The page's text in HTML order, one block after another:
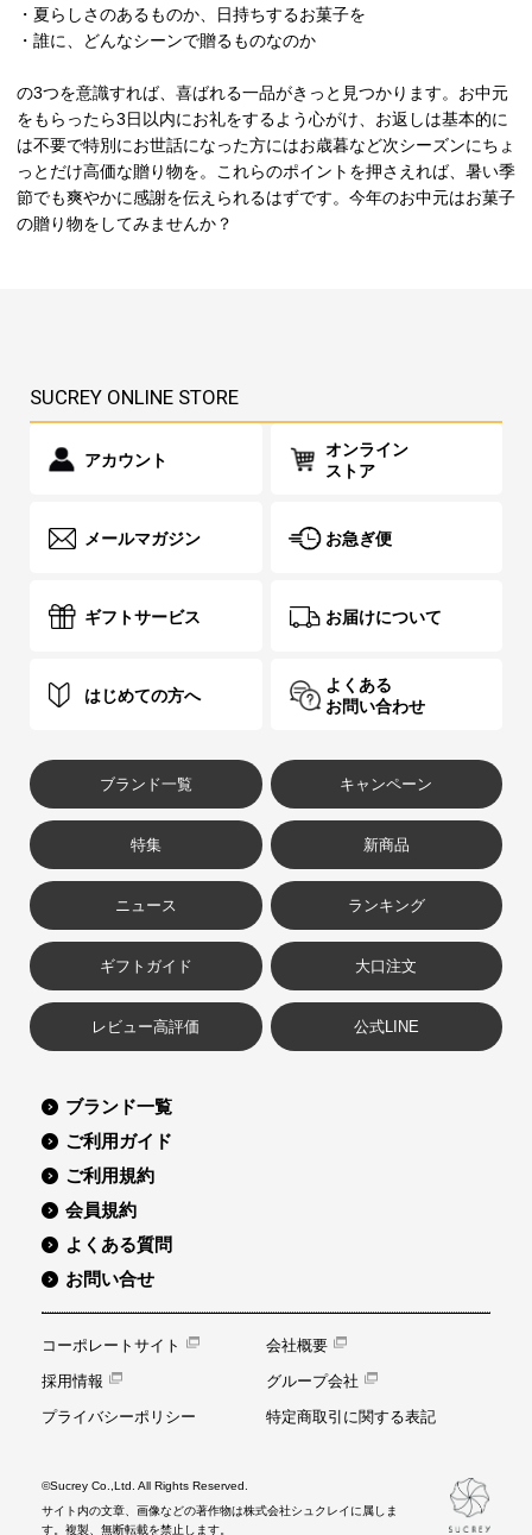
・夏らしさのあるものか、日持ちするお菓子を
・誰に、どんなシーンで贈るものなのか
の3つを意識すれば、喜ばれる一品がきっと見つかります。お中元
をもらったら3日以内にお礼をするよう心がけ、お返しは基本的に
は不要で特別にお世話になった方にはお歳暮など次シーズンにちょ
っとだけ高価な贈り物を。これらのポイントを押さえれば、暑い季
節でも爽やかに感謝を伝えられるはずです。今年のお中元はお菓子
の贈り物をしてみませんか？
SUCREY ONLINE STORE
アカウント
オンライン
ストア
メールマガジン お急ぎ便
ギフトサービス お届けについて
はじめての方へ
よくある
お問い合わせ
ブランド一覧 キャンペーン
特集 新商品
ニュース ランキング
ギフトガイド 大口注文
レビュー高評価 公式LINE
ブランド一覧
ご利用ガイド
ご利用規約
会員規約
よくある質問
お問い合せ
コーポレートサイト
会社概要
採用情報
グループ会社
プライバシーポリシー
特定商取引に関する表記
©Sucrey Co.,Ltd. All Rights Reserved.
サイト内の文章、画像などの著作物は株式会社シュクレイに属しま
す。複製、無断転載を禁止します。